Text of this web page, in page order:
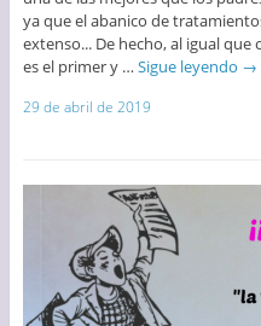
ya que el abanico de
extenso... De hecho, al igual
es el primer y … Sigue leyendo →
29 de abril de 2019